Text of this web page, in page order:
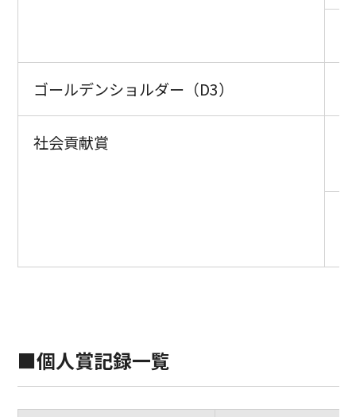
ゴールデンショルダー（D3）
社会貢献賞
■個人賞記録一覧